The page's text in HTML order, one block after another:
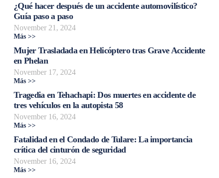
¿Qué hacer después de un accidente automovilístico?
Guía paso a paso
November 21, 2024
Más >>
Mujer Trasladada en Helicóptero tras Grave Accidente
en Phelan
November 17, 2024
Más >>
Tragedia en Tehachapi: Dos muertes en accidente de
tres vehículos en la autopista 58
November 16, 2024
Más >>
Fatalidad en el Condado de Tulare: La importancia
crítica del cinturón de seguridad
November 16, 2024
Más >>